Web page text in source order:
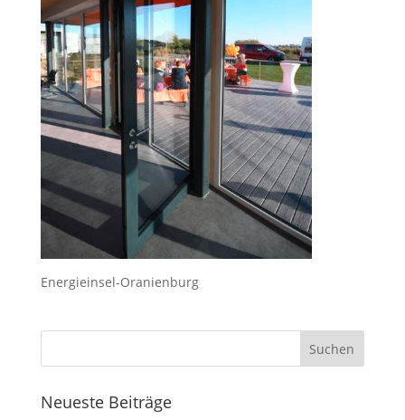
Energieinsel-Oranienburg
Neueste Beiträge